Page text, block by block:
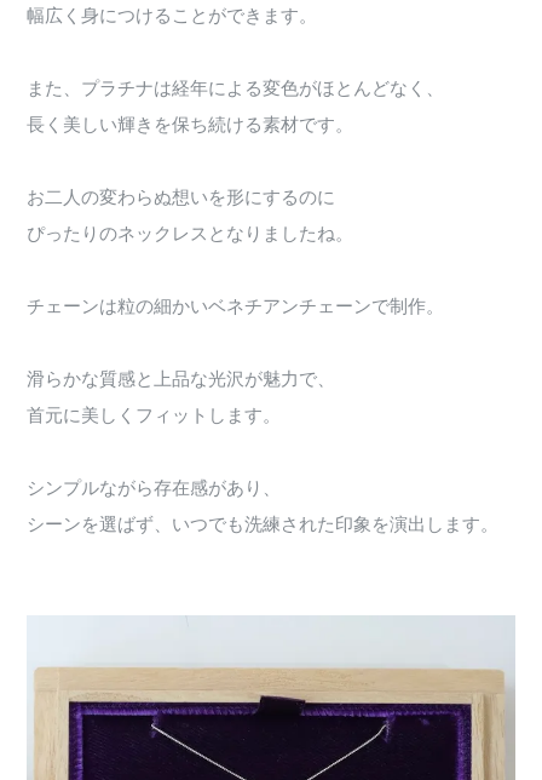
幅広く身につけることができます。
また、プラチナは経年による変色がほとんどなく、
長く美しい輝きを保ち続ける素材です。
お二人の変わらぬ想いを形にするのに
ぴったりのネックレスとなりましたね。
チェーンは粒の細かいベネチアンチェーンで制作。
滑らかな質感と上品な光沢が魅力で、
首元に美しくフィットします。
シンプルながら存在感があり、
シーンを選ばず、いつでも洗練された印象を演出します。